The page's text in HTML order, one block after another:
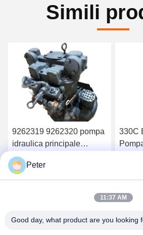
Simili
9262319 9262320 pompa
idraulica principale
HPV118 ZX200-3 ZX230
ZX250 ZX270
HPV118HW-23B
Ottenga il migliore prezzo
330C
per
Peter
11:37 AM
Good day, what product are you looking